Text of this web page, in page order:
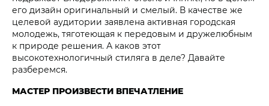
его дизайн оригинальный и смелый. В качестве же
целевой аудитории заявлена активная городская
молодежь, тяготеющая к передовым и дружелюбным
к природе решения. А каков этот
высокотехнологичный стиляга в деле? Давайте
разберемся.
МАСТЕР ПРОИЗВЕСТИ ВПЕЧАТЛЕНИЕ